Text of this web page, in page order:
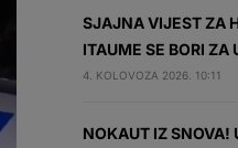
SJAJNA VIJEST ZA
ITAUME SE BORI
4. KOLOVOZA 2026. 10:11
NOKAUT IZ SNOVA!